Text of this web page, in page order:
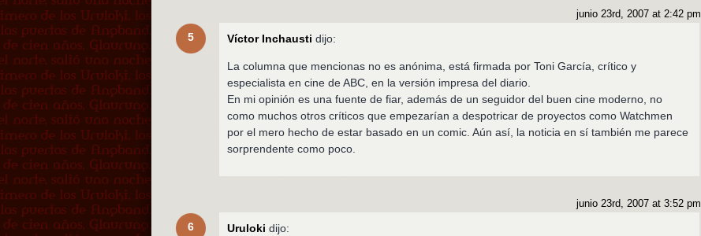
5
junio 23rd, 2007 at 2:42 pm
Víctor Inchausti dijo:
La columna que mencionas no es anónima, está firmada por Toni García, crítico y
especialista en cine de ABC, en la versión impresa del diario.
En mi opinión es una fuente de fiar, además de un seguidor del buen cine moderno, no
como muchos otros críticos que empezarían a despotricar de proyectos como Watchmen
por el mero hecho de estar basado en un comic. Aún así, la noticia en sí también me parece
sorprendente como poco.
6
junio 23rd, 2007 at 3:52 pm
Uruloki dijo: